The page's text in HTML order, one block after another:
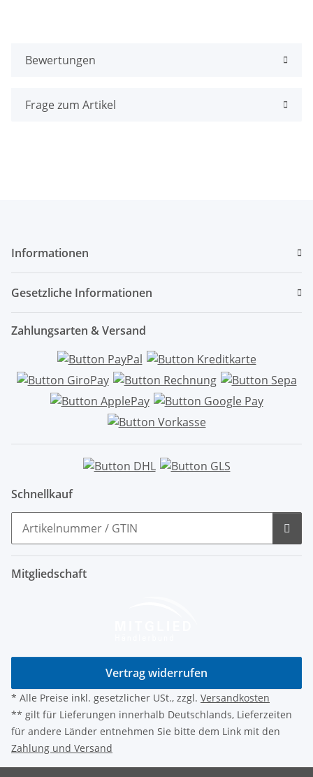
Bewertungen
Frage zum Artikel
Informationen
Gesetzliche Informationen
Zahlungsarten & Versand
Schnellkauf
Mitgliedschaft
Vertrag widerrufen
* Alle Preise inkl. gesetzlicher USt., zzgl. Versandkosten
** gilt für Lieferungen innerhalb Deutschlands, Lieferzeiten
für andere Länder entnehmen Sie bitte dem Link mit den
Zahlung und Versand